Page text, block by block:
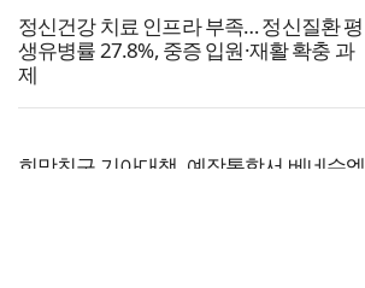
정신건강 치료 인프라 부족… 정신질환 평
생유병률 27.8%, 중증 입원·재활 확충 과
제
희망친구 기아대책, 예장통합서 베네수엘